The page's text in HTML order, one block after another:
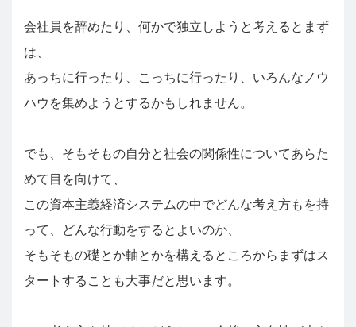
会社員を辞めたり、何かで独立しようと考えるとまず
は、
あっちに行ったり、こっちに行ったり、いろんなノウ
ハウを集めようとするかもしれません。
でも、そもそもの自分と社会の関係性についてあらた
めて目を向けて、
この資本主義経済システムの中でどんな考え方もを持
って、どんな行動をするとよいのか、
そもそもの礎とか軸とかを構えるところからまずはス
タートすることも大事だと思います。